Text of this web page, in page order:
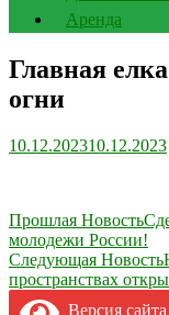
Аренда
Главная
огни
10.12.202310.12.2023
Навигация
по
записям
Прошлая Новость
молодежи России!
Следующая Новость
пространствах
Версия